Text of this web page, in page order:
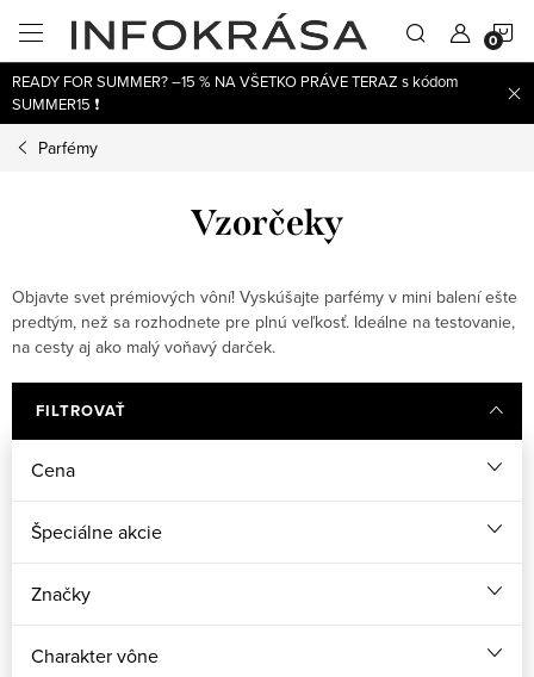
obsah
READY FOR SUMMER? –15 % NA VŠETKO PRÁVE TERAZ s kódom
SUMMER15 ❗
Parfémy
Vzorčeky
Objavte svet prémiových vôní! Vyskúšajte parfémy v mini balení ešte
predtým, než sa rozhodnete pre plnú veľkosť. Ideálne na testovanie,
na cesty aj ako malý voňavý darček.
FILTROVAŤ
Cena
Špeciálne akcie
Značky
Charakter vône